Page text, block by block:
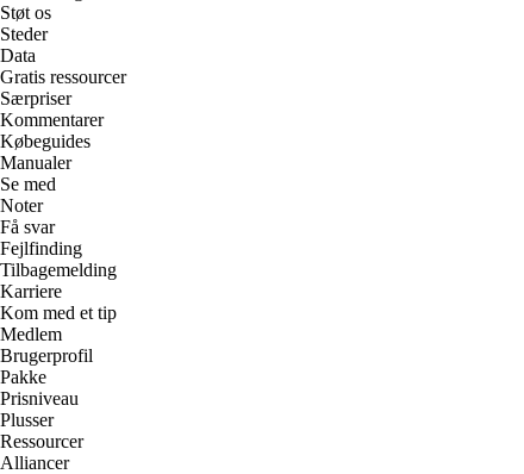
Støt os
Steder
Data
Gratis ressourcer
Særpriser
Kommentarer
Købeguides
Manualer
Se med
Noter
Få svar
Fejlfinding
Tilbagemelding
Karriere
Kom med et tip
Medlem
Brugerprofil
Pakke
Prisniveau
Plusser
Ressourcer
Alliancer